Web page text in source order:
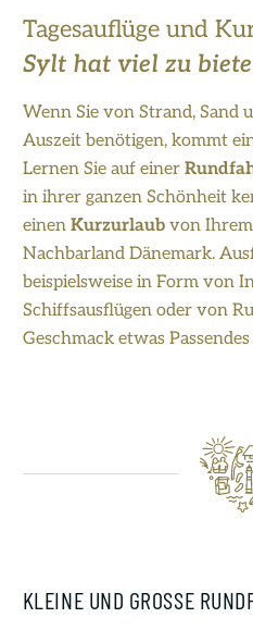
Unsere Philosophie
Tagesauflüge und
Sylt hat viel zu
Wenn Sie von Strand, Sand
Auszeit benötigen, kommt
Lernen Sie auf einer
in ihrer ganzen Schönheit
einen Kurzurlaubvon Ihrem
Nachbarland Dänemark.
beispielsweise in Form von
Schiffsausflügen oder von
Geschmack etwas
KLEINE UND GROSSE